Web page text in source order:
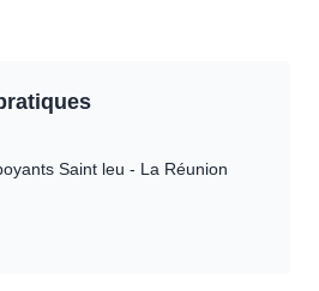
Saint leu - La Réunion